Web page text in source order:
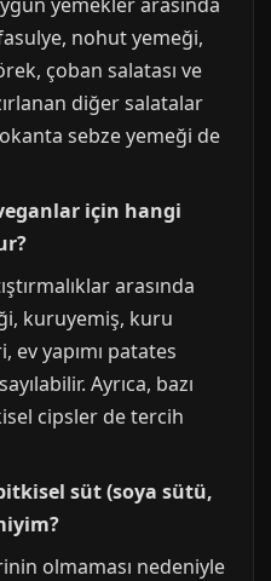
nohut yemeği,
çoban salatası ve
diğer salatalar
sebze yemeği de
için hangi
arasında
kuruyemiş, kuru
ev yapımı patates
Ayrıca, bazı
cipsler de tercih
süt (soya sütü,
olmaması nedeniyle